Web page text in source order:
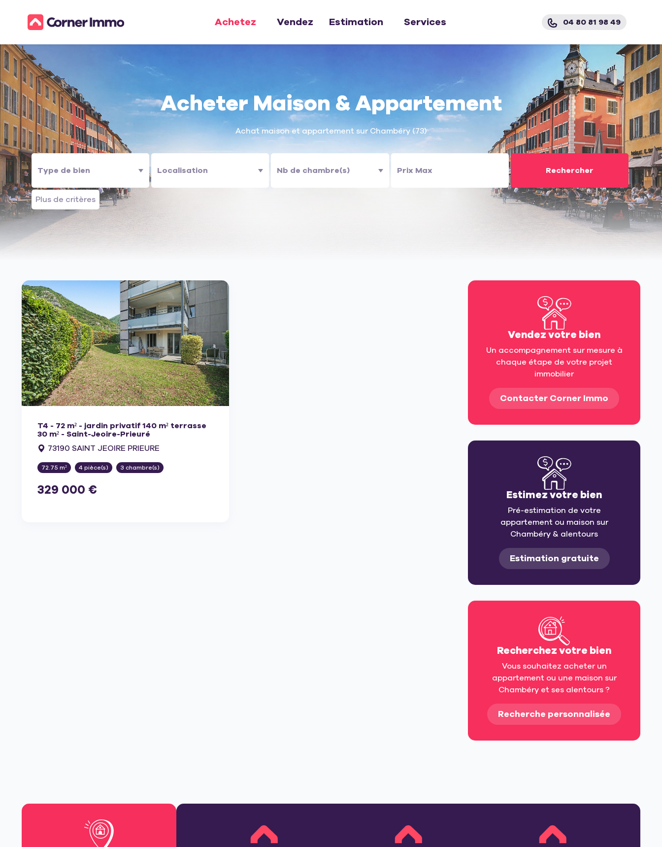
Achetez Vendez Estimation Services 04 80 81 98 49
Acheter Maison & Appartement
Achat maison et appartement sur Chambéry (73)
Plus de critères
T4 - 72 m² - jardin privatif 140 m² terrasse
30 m² - Saint-Jeoire-Prieuré
73190 SAINT JEOIRE PRIEURE
72.75 m² 4 pièce(s) 3 chambre(s)
329 000 €
Vendez votre bien
Un accompagnement sur mesure à
chaque étape de votre projet
immobilier
Contacter Corner Immo
Estimez votre bien
Pré-estimation de votre
appartement ou maison sur
Chambéry & alentours
Estimation gratuite
Recherchez votre bien
Vous souhaitez acheter un
appartement ou une maison sur
Chambéry et ses alentours ?
Recherche personnalisée